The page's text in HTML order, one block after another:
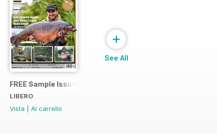
FREE Sample Issue
LIBERO
Vista
Al carrello
+
See All